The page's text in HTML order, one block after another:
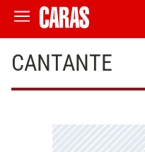
CANTANTE